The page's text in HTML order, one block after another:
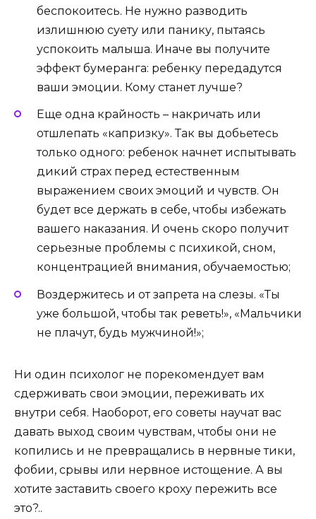
беспокоитесь. Не нужно разводить
излишнюю суету или панику, пытаясь
успокоить малыша. Иначе вы получите
эффект бумеранга: ребенку передадутся
ваши эмоции. Кому станет лучше?
Еще одна крайность – накричать или
отшлепать «капризку». Так вы добьетесь
только одного: ребенок начнет испытывать
дикий страх перед естественным
выражением своих эмоций и чувств. Он
будет все держать в себе, чтобы избежать
вашего наказания. И очень скоро получит
серьезные проблемы с психикой, сном,
концентрацией внимания, обучаемостью;
Воздержитесь и от запрета на слезы. «Ты
уже большой, чтобы так реветь!», «Мальчики
не плачут, будь мужчиной!»;
Ни один психолог не порекомендует вам
сдерживать свои эмоции, переживать их
внутри себя. Наоборот, его советы научат вас
давать выход своим чувствам, чтобы они не
копились и не превращались в нервные тики,
фобии, срывы или нервное истощение. А вы
хотите заставить своего кроху пережить все
это?..